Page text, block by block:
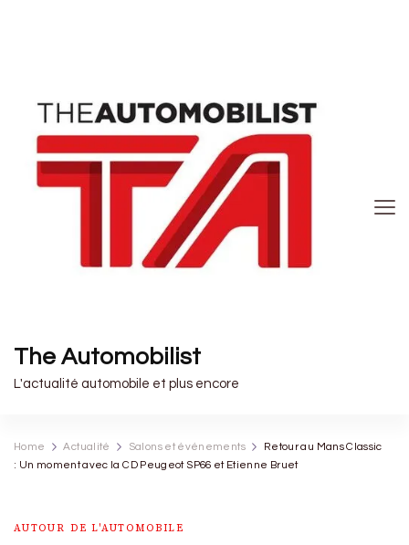
The Automobilist
L'actualité automobile et plus encore
Home Actualité Salons et événements
Retour au Mans Classic
: Un moment avec la CD Peugeot SP66 et Etienne Bruet
AUTOUR DE L'AUTOMOBILE